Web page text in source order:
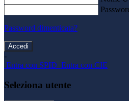
Password dimenticata?
-
Entra con SPID Entra con CIE
Seleziona utente